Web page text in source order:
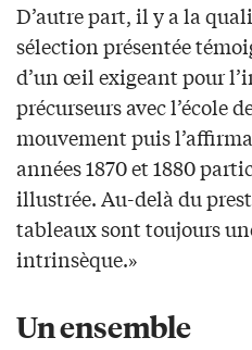
D’autre part, il y a la
sélection présentée
d’un œil exigeant pour
précurseurs avec l’école
mouvement puis
années 1870 et 1880
illustrée. Au-delà du
tableaux sont toujours
intrinsèque.»
Un ensemble